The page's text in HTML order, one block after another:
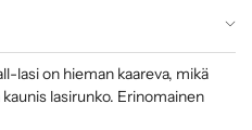
lasi on hieman kaareva, mikä
lasirunko. Erinomainen